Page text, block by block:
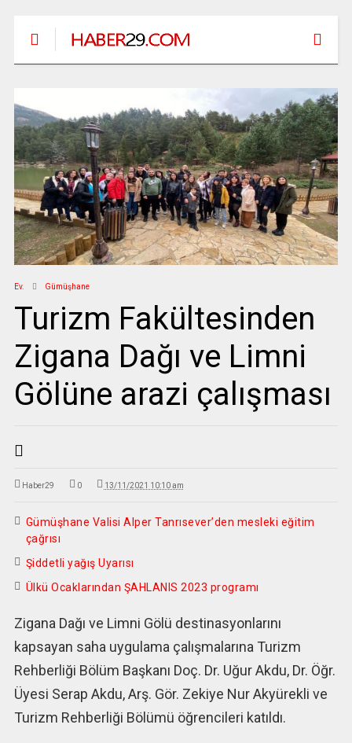
Ev. Gümüşhane
Turizm Fakültesinden
Zigana Dağı ve Limni
Gölüne arazi çalışması
Haber29 0 13/11/2021 10:10 am
Gümüşhane Valisi Alper Tanrısever’den mesleki eğitim
çağrısı
Şiddetli yağış Uyarısı
Ülkü Ocaklarından ŞAHLANIS 2023 programı
Zigana Dağı ve Limni Gölü destinasyonlarını
kapsayan saha uygulama çalışmalarına Turizm
Rehberliği Bölüm Başkanı Doç. Dr. Uğur Akdu, Dr. Öğr.
Üyesi Serap Akdu, Arş. Gör. Zekiye Nur Akyürekli ve
Turizm Rehberliği Bölümü öğrencileri katıldı.